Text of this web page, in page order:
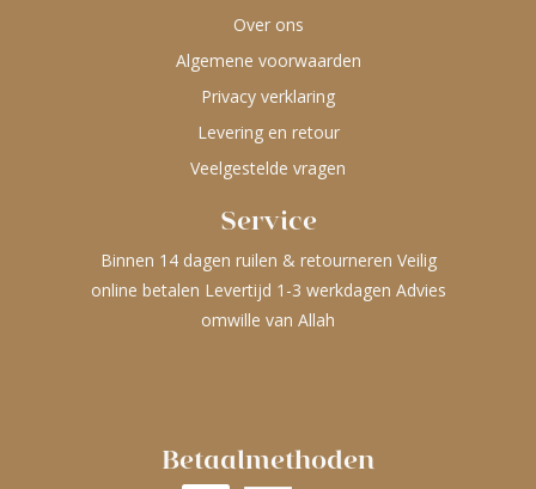
Over ons
Algemene voorwaarden
Privacy verklaring
Levering en retour
Veelgestelde vragen
Service
Binnen 14 dagen ruilen & retourneren Veilig
online betalen Levertijd 1-3 werkdagen Advies
omwille van Allah
Betaalmethoden